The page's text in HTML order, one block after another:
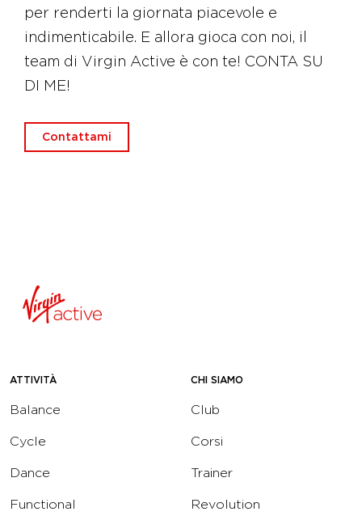
per renderti la giornata piacevole e
indimenticabile. E allora gioca con noi, il
team di Virgin Active è con te! CONTA SU
DI ME!
Contattami
ATTIVITÀ
Balance
Cycle
Dance
Functional
CHI SIAMO
Club
Corsi
Trainer
Revolution